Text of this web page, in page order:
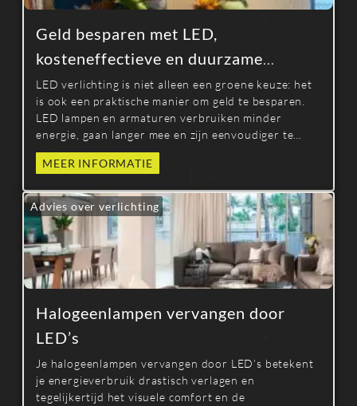
Geld besparen met LED,
kosteneffectieve en duurzame
verlichting
LED verlichting is niet alleen een groene keuze: het
is ook een praktische manier om geld te besparen.
LED lampen en armaturen verbruiken minder
energie, gaan langer mee en zijn eenvoudiger te
onderhouden en bieden een snel en meetbaar
rendement op investering.
MEER INFORMATIE
Advies over verlichting
Halogeenlampen vervangen door
LED’s
Je halogeenlampen vervangen door LED’s betekent
je energieverbruik drastisch verlagen en
tegelijkertijd het visuele comfort en de